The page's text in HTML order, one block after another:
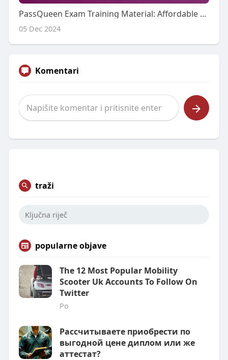
PassQueen Exam Training Material: Affordable Tools for Big Results
05 Dec 2024
Komentari
traži
popularne objave
The 12 Most Popular Mobility
Scooter Uk Accounts To Follow On
Twitter
Po
Рассчитываете приобрести по
выгодной цене диплом или же
аттестат?